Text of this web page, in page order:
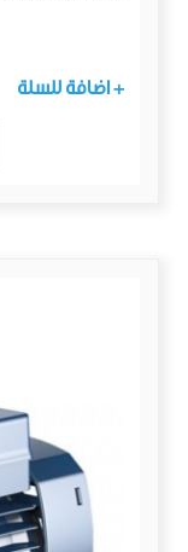
+ اضافة للسلة